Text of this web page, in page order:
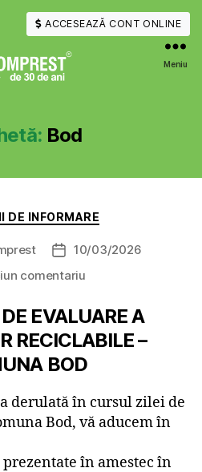
ACCESEAZĂ CONT ONLINE
Meniu
Bod
Categorii
DE INFORMARE
Dată
articol
10/03/2026
comentariula
EVALUARE A
RECICLABILE –
BOD
derulată în cursul zilei de
Bod, vă aducem în
prezentate în amestec în